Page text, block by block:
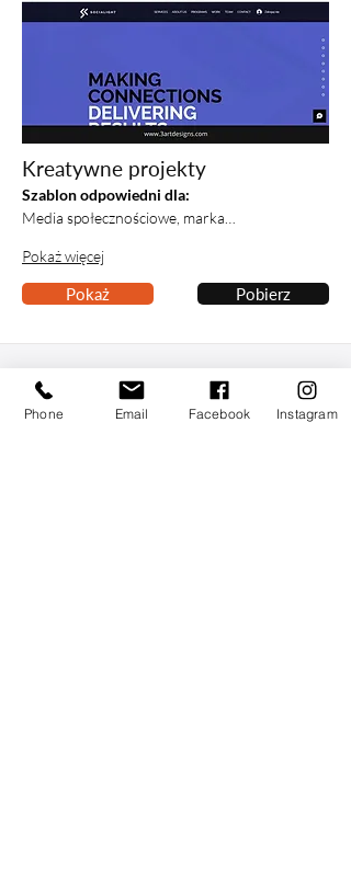
Kreatywne projekty
Szablon odpowiedni dla:
Media społecznościowe, marka…
Pokaż więcej
Pokaż Pobierz
Phone Email Facebook Instagram